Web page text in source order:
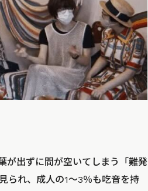
が出ずに間が空いてしまう「難発
られ、成人の1～3％も吃音を持